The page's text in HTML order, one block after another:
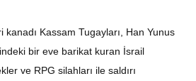
Kassam Tugayları, Han Yunus
bir eve barikat kuran İsrail
ve RPG silahları ile saldırı